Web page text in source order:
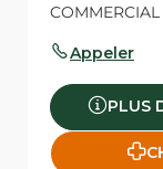
Appeler
PLUS